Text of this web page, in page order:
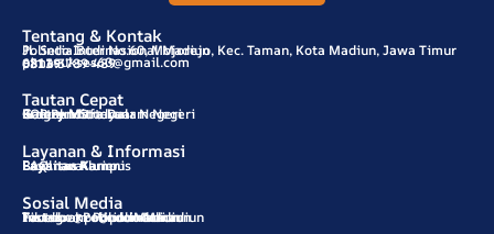
Tentang & Kontak
Polindo Internasional Madiun
Jl. Setia Budi No.60, Mojorejo, Kec. Taman, Kota Madiun, Jawa Timur
63139
0811-3789-489
pimasukses60@gmail.com
Tautan Cepat
SOP Pendaftaran
Program Study
Galery Mitra Luar Negeri
Galery Mitra Dalam Negeri
Kontak
Layanan & Informasi
Beasiswa
Layanan Karier
Layanan Alumni
Fasilitas Kampus
FAQ
Sosial Media
Instagram : @polindomadiun
Tiktok : @polindomadiun
Facebook : Polindo Madiun
Youtube : Polindo Madiun